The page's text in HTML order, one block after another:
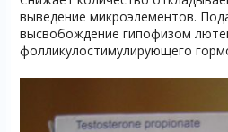
выведение микроэлементов.
высвобождение гипофизом
фолликулостимулирующего